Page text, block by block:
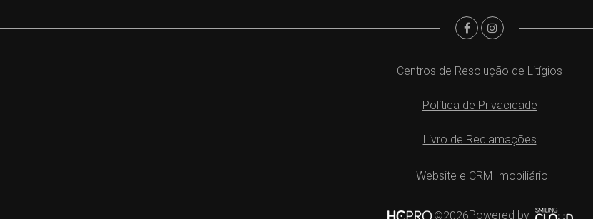
Centros de Resolução de Litígios
Política de Privacidade
Livro de Reclamações
Website e CRM Imobiliário
©2026Powered by